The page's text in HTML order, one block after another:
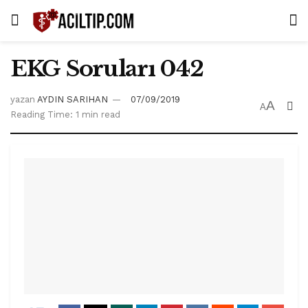
EKG Soruları 042
yazan AYDIN SARIHAN
07/09/2019
Reading Time: 1 min read
AA